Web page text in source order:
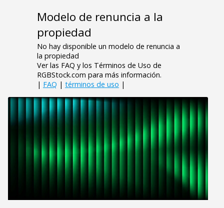
Modelo de renuncia a la
propiedad
No hay disponible un modelo de renuncia a
la propiedad
Ver las FAQ y los Términos de Uso de
RGBStock.com para más información.
| FAQ | términos de uso |